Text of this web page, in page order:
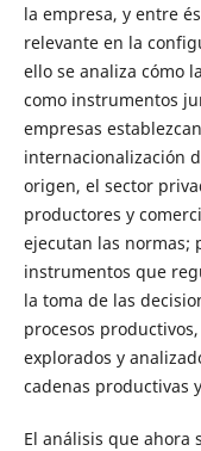
la empresa, y entre
relevante en la
ello se analiza cómo
como instrumentos
empresas
internacionalización
origen, el sector
productores y
ejecutan las normas;
instrumentos que
la toma de las
procesos
explorados y
cadenas productivas
El análisis que ahora